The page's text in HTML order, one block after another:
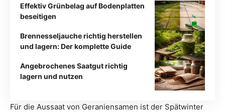
Effektiv Grünbelag auf Bodenplatten
beseitigen
Brennesseljauche richtig herstellen
und lagern: Der komplette Guide
Angebrochenes Saatgut richtig
lagern und nutzen
Für die Aussaat von Geraniensamen ist der Spätwinter